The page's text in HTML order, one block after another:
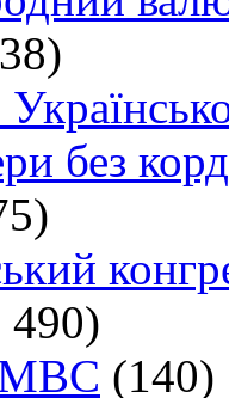
без
490)
МВС (140)